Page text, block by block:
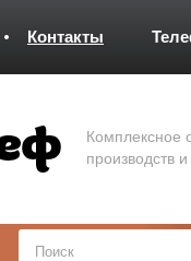
Контакты
Комплексное
производств